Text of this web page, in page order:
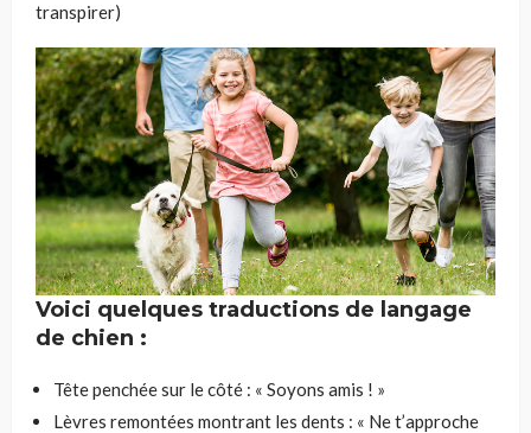
transpirer)
Voici quelques traductions de langage
de chien :
Tête penchée sur le côté : « Soyons amis ! »
Lèvres remontées montrant les dents : « Ne t’approche